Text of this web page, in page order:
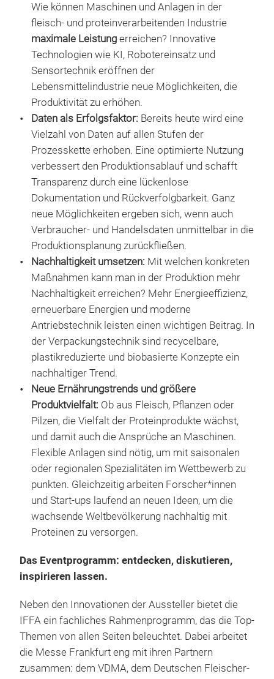
Wie können Maschinen und Anlagen in der
fleisch- und proteinverarbeitenden Industrie
maximale Leistung erreichen? Innovative
Technologien wie KI, Robotereinsatz und
Sensortechnik eröffnen der
Lebensmittelindustrie neue Möglichkeiten, die
Produktivität zu erhöhen.
Daten als Erfolgsfaktor: Bereits heute wird eine
Vielzahl von Daten auf allen Stufen der
Prozesskette erhoben. Eine optimierte Nutzung
verbessert den Produktionsablauf und schafft
Transparenz durch eine lückenlose
Dokumentation und Rückverfolgbarkeit. Ganz
neue Möglichkeiten ergeben sich, wenn auch
Verbraucher- und Handelsdaten unmittelbar in die
Produktionsplanung zurückfließen.
Nachhaltigkeit umsetzen: Mit welchen konkreten
Maßnahmen kann man in der Produktion mehr
Nachhaltigkeit erreichen? Mehr Energieeffizienz,
erneuerbare Energien und moderne
Antriebstechnik leisten einen wichtigen Beitrag. In
der Verpackungstechnik sind recycelbare,
plastikreduzierte und biobasierte Konzepte ein
nachhaltiger Trend.
Neue Ernährungstrends und größere
Produktvielfalt: Ob aus Fleisch, Pflanzen oder
Pilzen, die Vielfalt der Proteinprodukte wächst,
und damit auch die Ansprüche an Maschinen.
Flexible Anlagen sind nötig, um mit saisonalen
oder regionalen Spezialitäten im Wettbewerb zu
punkten. Gleichzeitig arbeiten Forscher*innen
und Start-ups laufend an neuen Ideen, um die
wachsende Weltbevölkerung nachhaltig mit
Proteinen zu versorgen.
Das Eventprogramm: entdecken, diskutieren,
inspirieren lassen.
Neben den Innovationen der Aussteller bietet die
IFFA ein fachliches Rahmenprogramm, das die Top-
Themen von allen Seiten beleuchtet. Dabei arbeitet
die Messe Frankfurt eng mit ihren Partnern
zusammen: dem VDMA, dem Deutschen Fleischer-